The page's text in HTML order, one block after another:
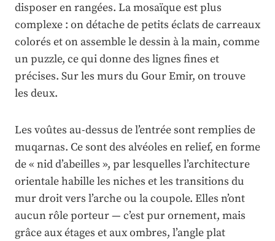
disposer en rangées. La mosaïque est plus
complexe : on détache de petits éclats de carreaux
colorés et on assemble le dessin à la main, comme
un puzzle, ce qui donne des lignes fines et
précises. Sur les murs du Gour Emir, on trouve
les deux.
Les voûtes au-dessus de l’entrée sont remplies de
muqarnas. Ce sont des alvéoles en relief, en forme
de « nid d’abeilles », par lesquelles l’architecture
orientale habille les niches et les transitions du
mur droit vers l’arche ou la coupole. Elles n’ont
aucun rôle porteur — c’est pur ornement, mais
grâce aux étages et aux ombres, l’angle plat